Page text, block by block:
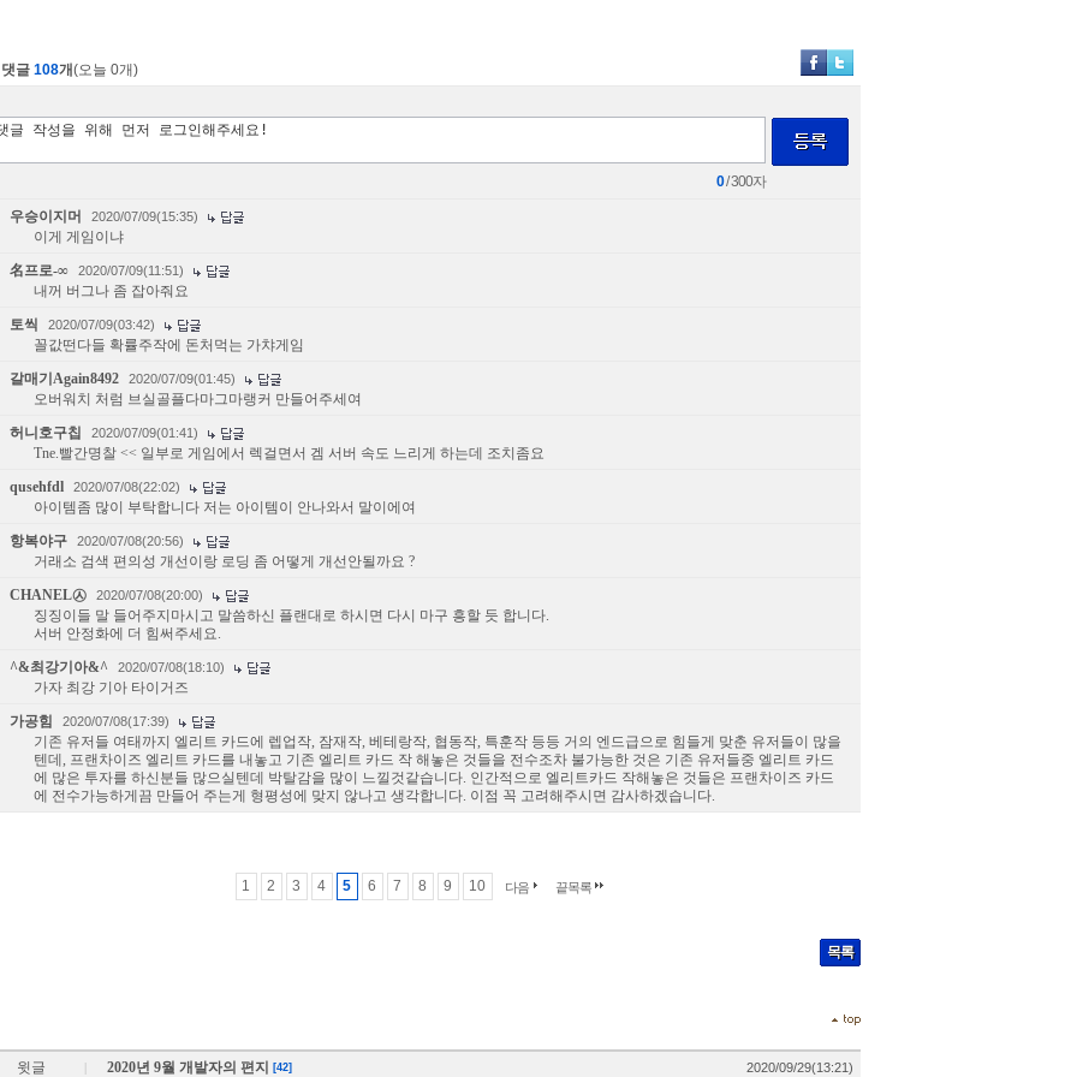
댓글 108개(오늘 0개)
0/ 300자
우승이지머 2020/07/09(15:35)
이게 게임이냐
名프로-∞
2020/07/09(11:51)
내꺼 버그나 좀 잡아줘요
토씩
2020/07/09(03:42)
꼴값떤다들 확률주작에 돈처먹는 가챠게임
갈매기Again8492
2020/07/09(01:45)
오버워치 처럼 브실골플다마그마랭커 만들어주세여
허니호구칩
2020/07/09(01:41)
Tne.빨간명찰 << 일부로 게임에서 렉걸면서 겜 서버 속도 느리게 하는데 조치좀요
qusehfdl
2020/07/08(22:02)
아이템좀 많이 부탁합니다 저는 아이템이 안나와서 말이에여
항복야구
2020/07/08(20:56)
거래소 검색 편의성 개선이랑 로딩 좀 어떻게 개선안될까요 ?
CHANEL㉦
2020/07/08(20:00)
징징이들 말 들어주지마시고 말씀하신 플랜대로 하시면 다시 마구 흥할 듯 합니다.
서버 안정화에 더 힘써주세요.
^&최강기아&^
2020/07/08(18:10)
가자 최강 기아 타이거즈
가공힘
2020/07/08(17:39)
기존 유저들 여태까지 엘리트 카드에 렙업작, 잠재작, 베테랑작, 협동작, 특훈작 등등 거의 엔드급으로 힘들게 맞춘 유저들이 많을
텐데, 프랜차이즈 엘리트 카드를 내놓고 기존 엘리트 카드 작 해놓은 것들을 전수조차 불가능한 것은 기존 유저들중 엘리트 카드
에 많은 투자를 하신분들 많으실텐데 박탈감을 많이 느낄것같습니다. 인간적으로 엘리트카드 작해놓은 것들은 프랜차이즈 카드
에 전수가능하게끔 만들어 주는게 형평성에 맞지 않나고 생각합니다. 이점 꼭 고려해주시면 감사하겠습니다.
1 2 3 4 5 6 7 8 9 10 다음 끝목록
목록
윗글 | 2020년 9월 개발자의 편지 [42] 2020/09/29(13:21)